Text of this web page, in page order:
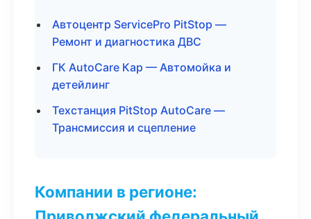
Автоцентр ServicePro PitStop —
Ремонт и диагностика ДВС
ГК AutoCare Кар — Автомойка и
детейлинг
Техстанция PitStop AutoCare —
Трансмиссия и сцепление
Компании в регионе: